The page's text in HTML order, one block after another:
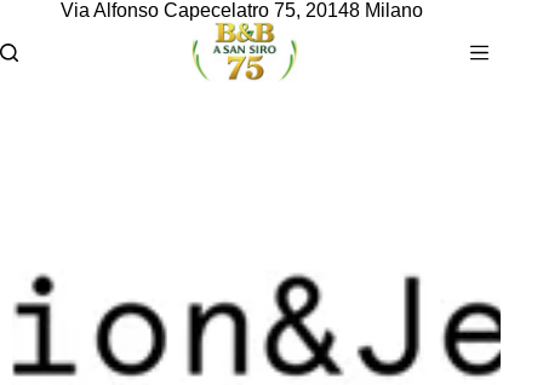
Via Alfonso Capecelatro 75, 20148 Milano